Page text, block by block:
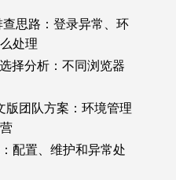
思路：登录异常、环
处理
择分析：不同浏览器
团队方案：环境管理
配置、维护和异常处